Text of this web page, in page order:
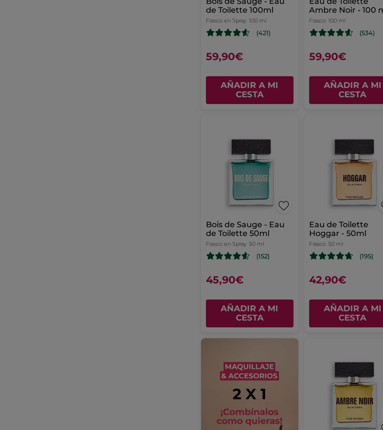
de Toilette 100ml
Frasco en Spray 100 ml
(421)
59,90€
AÑADIR A MI
CESTA
Ambre Noir - 100
Frasco 100 ml
(534)
59,90€
AÑADIR A MI
CESTA
Bois de Sauge - Eau
de Toilette 50ml
Frasco en Spray 50 ml
(152)
45,90€
AÑADIR A MI
CESTA
Eau de Toilette
Hoggar - 50ml
Frasco 50 ml
(195)
42,90€
AÑADIR A MI
CESTA